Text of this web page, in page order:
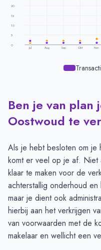
20
15
10
5
0
Jul Aug Sep Okt Nov
Transacties en
Maand
Juli
2
Augustus
1
September
1
Oktober
November
December
Januari
3
Februari
2
Maart
1
Ben je van plan
Oostwoud te
Als je hebt besloten om je
komt er veel op je af. Niet
klaar te maken voor de
achterstallig onderhoud en
maar je dient ook
hierbij aan het verkrijgen
van voorwaarden met de
makelaar en wellicht een